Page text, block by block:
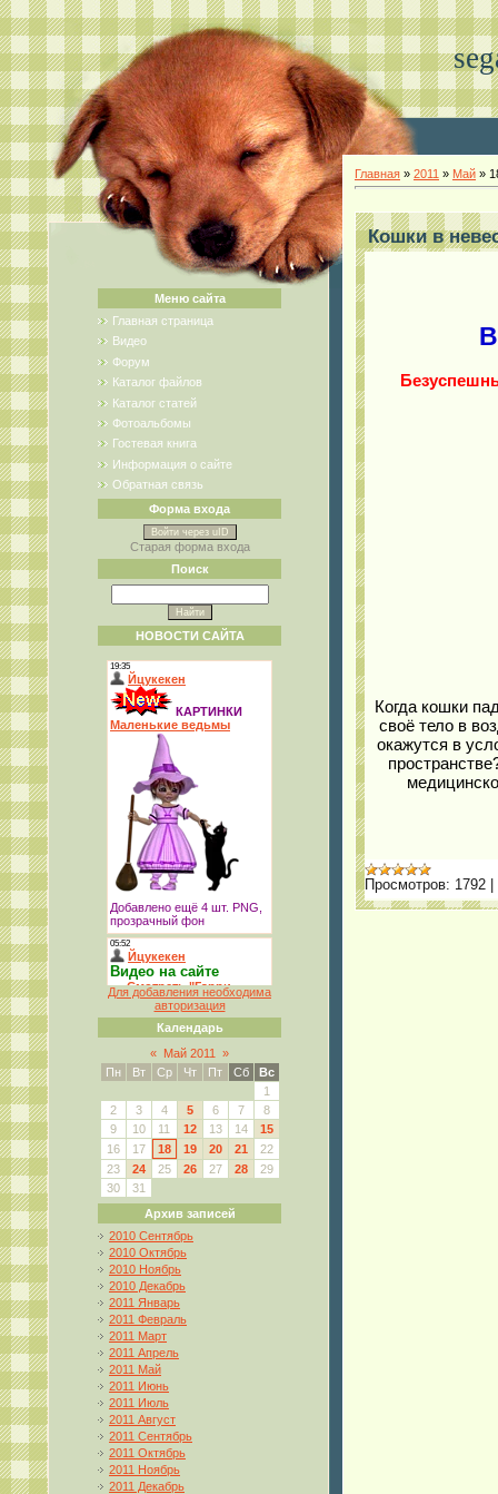
Меню сайта
Главная страница
Видео
Форум
Каталог файлов
Каталог статей
Фотоальбомы
Гостевая книга
Информация о сайте
Обратная связь
Форма входа
Войти через uID
Старая форма входа
Поиск
НОВОСТИ САЙТА
Для добавления необходима
авторизация
Календарь
« Май 2011
»
Пн
Вт Ср Чт Пт Сб
Вс
1
2
3 4 5 6 7
8
9
10 11 12 13 14
15
16
17 18 19 20 21
22
23
24 25 26 27 28
29
30
31
Архив записей
2010 Сентябрь
2010 Октябрь
2010 Ноябрь
2010 Декабрь
2011 Январь
2011 Февраль
2011 Март
2011 Апрель
2011 Май
2011 Июнь
2011 Июль
2011 Август
2011 Сентябрь
2011 Октябрь
2011 Ноябрь
2011 Декабрь
Главная » 2011 » Май »
Кошки в
Когда кошки
своё тело в
окажутся в
Просмотров: 1792